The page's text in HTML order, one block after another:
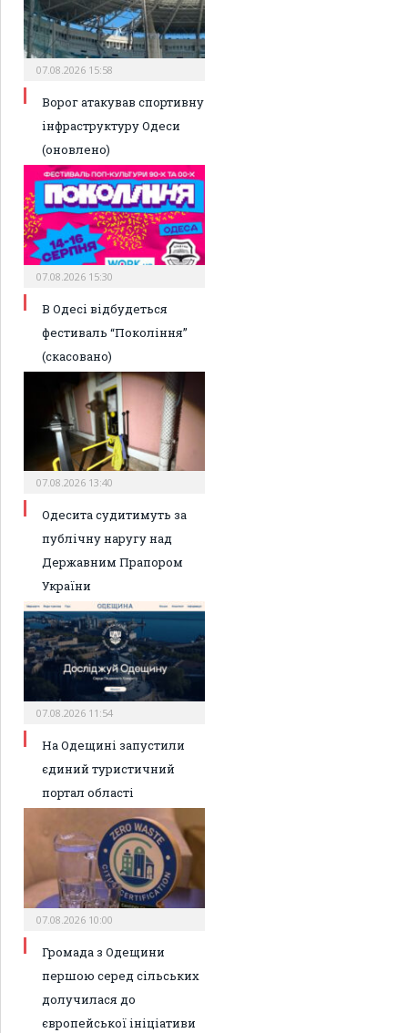
07.08.2026 15:58
Ворог атакував спортивну
інфраструктуру Одеси
(оновлено)
07.08.2026 15:30
В Одесі відбудеться
фестиваль “Покоління”
(скасовано)
07.08.2026 13:40
Одесита судитимуть за
публічну наругу над
Державним Прапором
України
07.08.2026 11:54
На Одещині запустили
єдиний туристичний
портал області
07.08.2026 10:00
Громада з Одещини
першою серед сільських
долучилася до
європейської ініціативи